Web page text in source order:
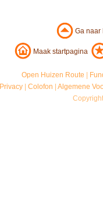
Ga
Maak startpagina
Open Huizen Route
Privacy |Colofon |Algemene